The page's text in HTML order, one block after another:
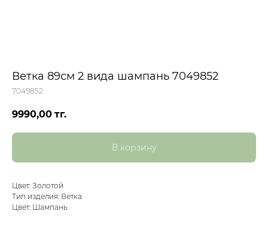
Ветка 89см 2 вида шампань 7049852
7049852
9990,00 тг.
В корзину
Цвет: Золотой
Тип изделия: Ветка
Цвет: Шампань